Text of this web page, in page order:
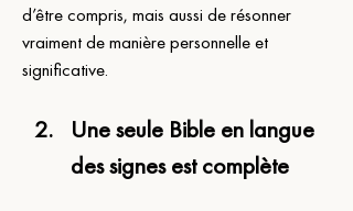
d’être compris, mais aussi de résonner
vraiment de manière personnelle et
significative.
Une seule Bible en langue
des signes est complète